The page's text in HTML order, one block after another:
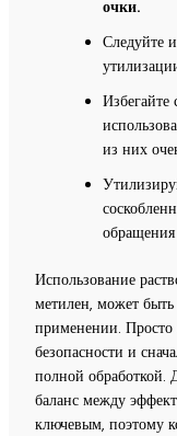
очки.
Следуйте
Избегайте
из них
Использование
метилен, может
применении. Просто
безопасности и
полной обработкой.
баланс между
ключевым, поэтому